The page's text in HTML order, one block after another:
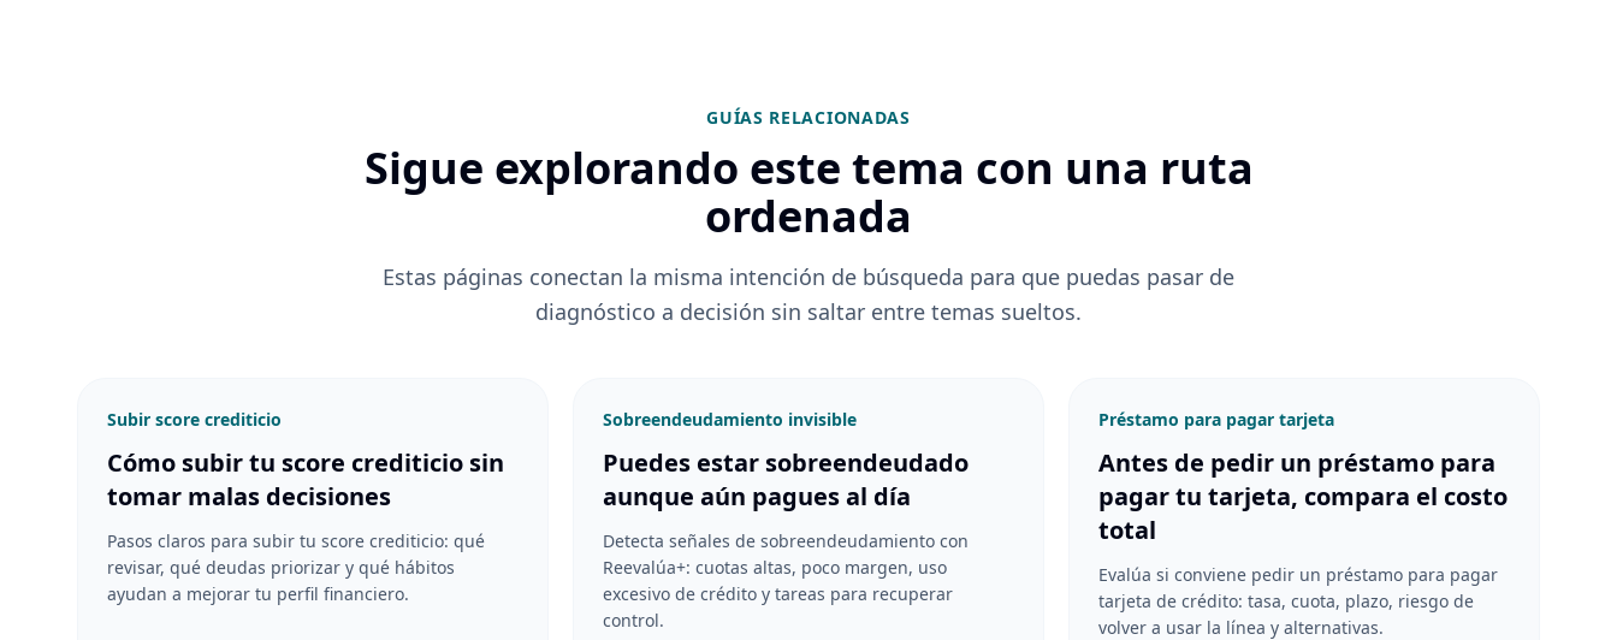
GUÍAS RELACIONADAS
Sigue explorando este tema con una ruta
ordenada
Estas páginas conectan la misma intención de búsqueda para que puedas pasar de
diagnóstico a decisión sin saltar entre temas sueltos.
Subir score crediticio
Cómo subir tu score crediticio sin
tomar malas decisiones
Pasos claros para subir tu score crediticio: qué
revisar, qué deudas priorizar y qué hábitos
ayudan a mejorar tu perfil financiero.
Sobreendeudamiento invisible
Puedes estar sobreendeudado
aunque aún pagues al día
Detecta señales de sobreendeudamiento con
Reevalúa+: cuotas altas, poco margen, uso
excesivo de crédito y tareas para recuperar
control.
Préstamo para pagar tarjeta
Antes de pedir un préstamo para
pagar tu tarjeta, compara el costo
total
Evalúa si conviene pedir un préstamo para pagar
tarjeta de crédito: tasa, cuota, plazo, riesgo de
volver a usar la línea y alternativas.